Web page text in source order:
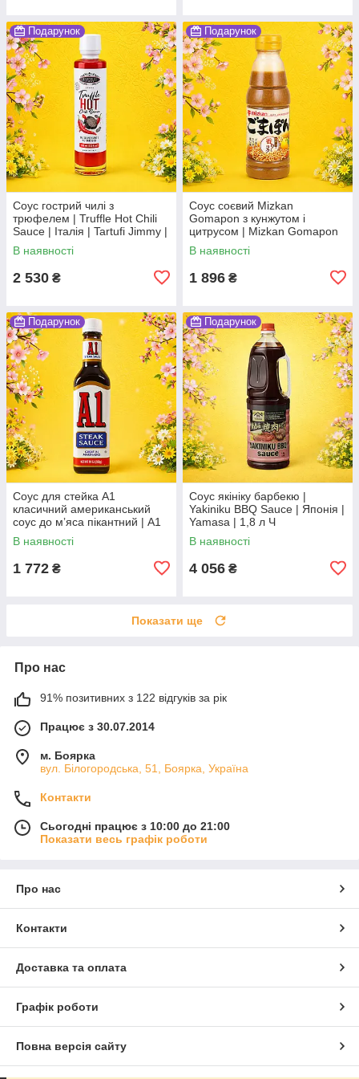
Подарунок
Соус гострий чилі з
трюфелем | Truffle Hot Chili
Sauce | Італія | Tartufi Jimmy |
100 мл | пікантний соус з
ароматом трюфеля По
В наявності
2 530 ₴
Подарунок
Соус соєвий Mizkan
Gomapon з кунжутом і
цитрусом | Mizkan Gomapon
Sesame Citrus Soy Sauce |
Японія | Mizkan | 350 мл По
В наявності
1 896 ₴
Подарунок
Соус для стейка А1
класичний американський
соус до мʼяса пікантний | A1
Steak Sauce | США | Kraft |
283 г | класичний По
В наявності
1 772 ₴
Подарунок
Соус якініку барбекю |
Yakiniku BBQ Sauce | Японія |
Yamasa | 1,8 л Ч
В наявності
4 056 ₴
Показати ще
Про нас
91% позитивних з 122 відгуків за рік
Працює з 30.07.2014
м. Боярка
вул. Білогородська, 51, Боярка, Україна
Контакти
Сьогодні працює з 10:00 до 21:00
Показати весь графік роботи
Про нас
Контакти
Доставка та оплата
Графік роботи
Повна версія сайту